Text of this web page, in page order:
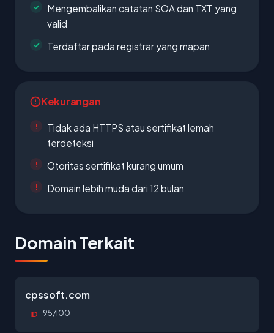
Mengembalikan catatan SOA dan TXT yang
valid
Terdaftar pada registrar yang mapan
Kekurangan
Tidak ada HTTPS atau sertifikat lemah
terdeteksi
Otoritas sertifikat kurang umum
Domain lebih muda dari 12 bulan
Domain Terkait
cpssoft.com
ID 95/100